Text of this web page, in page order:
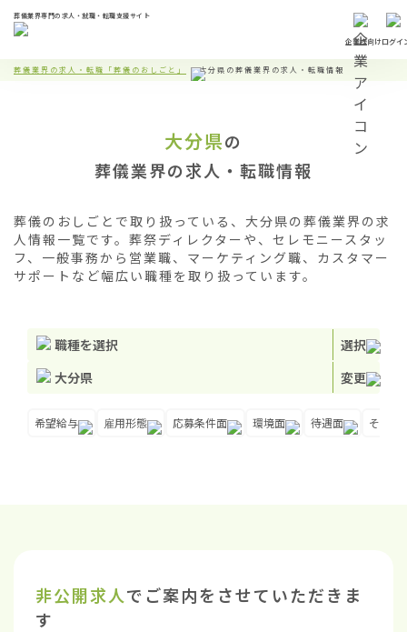
葬儀業界専門の求人・就職・転職支援サイト
企業様向けログイ
葬儀業界の求人・転職「葬儀のおしごと」 大分県の葬儀業界の求人・転職情報
大分県の
葬儀業界の求人・転職情報
葬儀のおしごとで取り扱っている、大分県の葬儀業界の求
人情報一覧です。葬祭ディレクターや、セレモニースタッ
フ、一般事務から営業職、マーケティング職、カスタマー
サポートなど幅広い職種を取り扱っています。
職種を選択
選択
大分県
変更
希望給与 雇用形態 応募条件面 環境面 待遇面 その他
非公開求人でご案内をさせていただきま
す